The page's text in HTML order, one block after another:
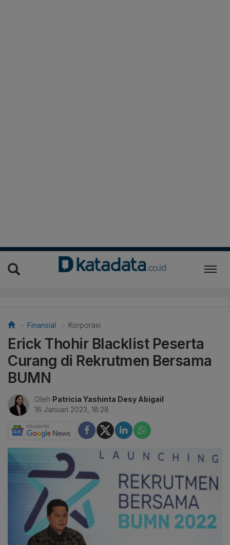
Finansial Korporasi
Erick Thohir Blacklist Peserta
Curang di Rekrutmen Bersama
BUMN
Oleh Patricia Yashinta Desy Abigail
16 Januari 2023, 18:28